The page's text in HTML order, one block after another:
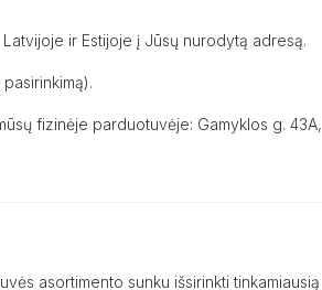
ir Estijoje į Jūsų nurodytą adresą.
fizinėje parduotuvėje: Gamyklos g. 43A,
asortimento sunku išsirinkti tinkamiausią